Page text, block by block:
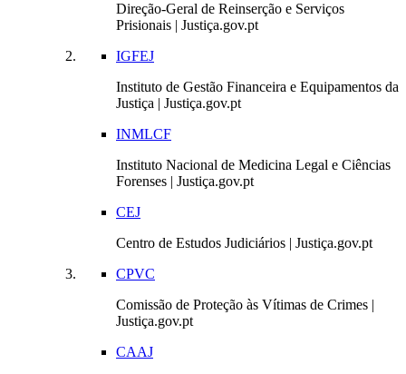
Direção-Geral de Reinserção e Serviços
Prisionais | Justiça.gov.pt
IGFEJ
Instituto de Gestão Financeira e Equipamentos da
Justiça | Justiça.gov.pt
INMLCF
Instituto Nacional de Medicina Legal e Ciências
Forenses | Justiça.gov.pt
CEJ
Centro de Estudos Judiciários | Justiça.gov.pt
CPVC
Comissão de Proteção às Vítimas de Crimes |
Justiça.gov.pt
CAAJ